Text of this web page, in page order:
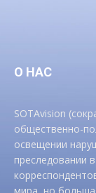
О НАС
SOTAvision
общественно-
освещении
преследовании